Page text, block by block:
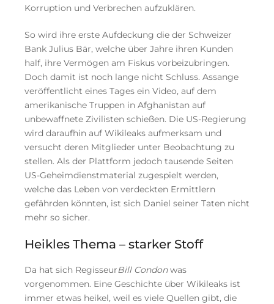
Korruption und Verbrechen aufzuklären.
So wird ihre erste Aufdeckung die der Schweizer
Bank Julius Bär, welche über Jahre ihren Kunden
half, ihre Vermögen am Fiskus vorbeizubringen.
Doch damit ist noch lange nicht Schluss. Assange
veröffentlicht eines Tages ein Video, auf dem
amerikanische Truppen in Afghanistan auf
unbewaffnete Zivilisten schießen. Die US-Regierung
wird daraufhin auf Wikileaks aufmerksam und
versucht deren Mitglieder unter Beobachtung zu
stellen. Als der Plattform jedoch tausende Seiten
US-Geheimdienstmaterial zugespielt werden,
welche das Leben von verdeckten Ermittlern
gefährden könnten, ist sich Daniel seiner Taten nicht
mehr so sicher.
Heikles Thema – starker Stoff
Da hat sich RegisseurBill Condonwas
vorgenommen. Eine Geschichte über Wikileaks ist
immer etwas heikel, weil es viele Quellen gibt, die